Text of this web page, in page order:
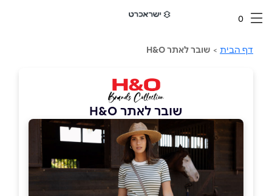
0
דף הבית > שובר לאתר H&O
שובר לאתר H&O